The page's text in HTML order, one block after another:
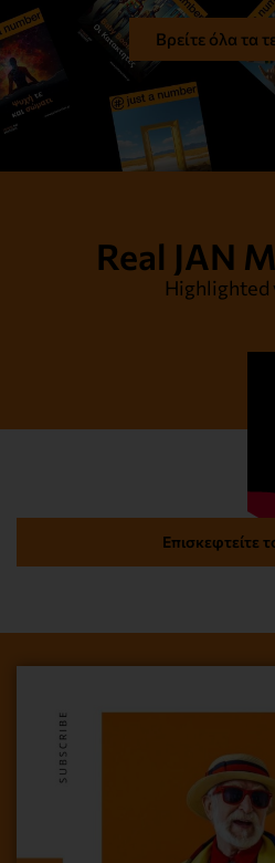
Βρείτε όλα τα
Real JAN
Highlighted
Επισκεφτείτε